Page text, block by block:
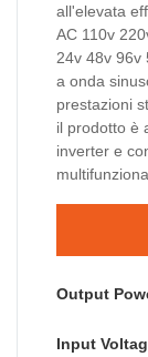
all'elevata
AC 110v
24v 48v 96v
a onda
prestazioni
il prodotto è
inverter e
Output
Input